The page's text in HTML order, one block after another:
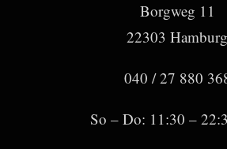
Borgweg 11
22303 Hamburg
040 / 27 880
So – Do: 11:30 –